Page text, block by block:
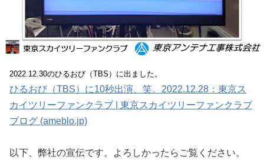
2022.12.30のひるおび（TBS）に出ました。
ひるおび（TBS）に10秒出演、笑。2022.12.28：東京ス
カイツリーファンクラブ | 東京スカイツリーファンクラブ
ブログ (ameblo.jp)
以下、弊社の宣伝です。よろしかったらご覧ください。